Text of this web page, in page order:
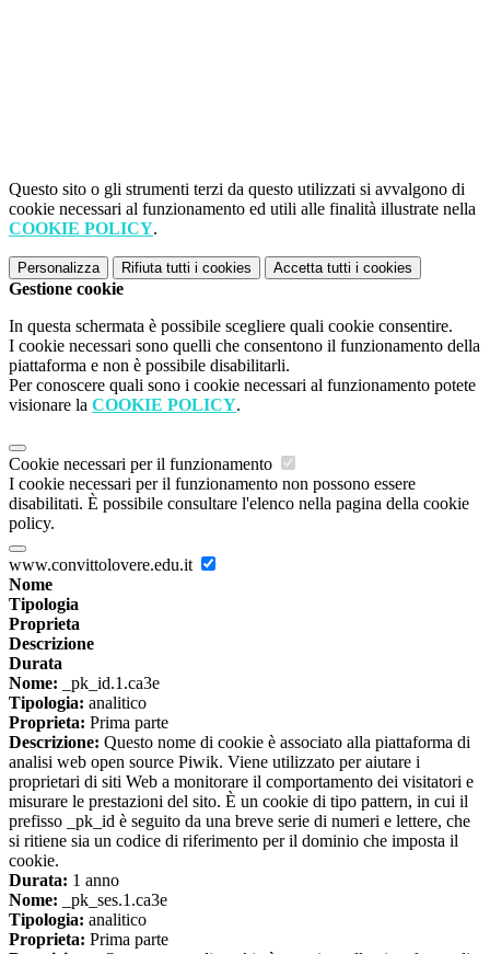
Questo sito o gli strumenti terzi da questo utilizzati si avvalgono di
cookie necessari al funzionamento ed utili alle finalità illustrate nella
COOKIE POLICY.
Personalizza Rifiuta tutti i cookies Accetta tutti i cookies
Gestione cookie
In questa schermata è possibile scegliere quali cookie consentire.
I cookie necessari sono quelli che consentono il funzionamento della
piattaforma e non è possibile disabilitarli.
Per conoscere quali sono i cookie necessari al funzionamento potete
visionare la COOKIE POLICY.
Cookie necessari per il funzionamento
I cookie necessari per il funzionamento non possono essere
disabilitati. È possibile consultare l'elenco nella pagina della cookie
policy.
www.convittolovere.edu.it
Nome
Tipologia
Proprieta
Descrizione
Durata
Nome: _pk_id.1.ca3e
Tipologia: analitico
Proprieta: Prima parte
Descrizione: Questo nome di cookie è associato alla piattaforma di
analisi web open source Piwik. Viene utilizzato per aiutare i
proprietari di siti Web a monitorare il comportamento dei visitatori e
misurare le prestazioni del sito. È un cookie di tipo pattern, in cui il
prefisso _pk_id è seguito da una breve serie di numeri e lettere, che
si ritiene sia un codice di riferimento per il dominio che imposta il
cookie.
Durata: 1 anno
Nome: _pk_ses.1.ca3e
Tipologia: analitico
Proprieta: Prima parte